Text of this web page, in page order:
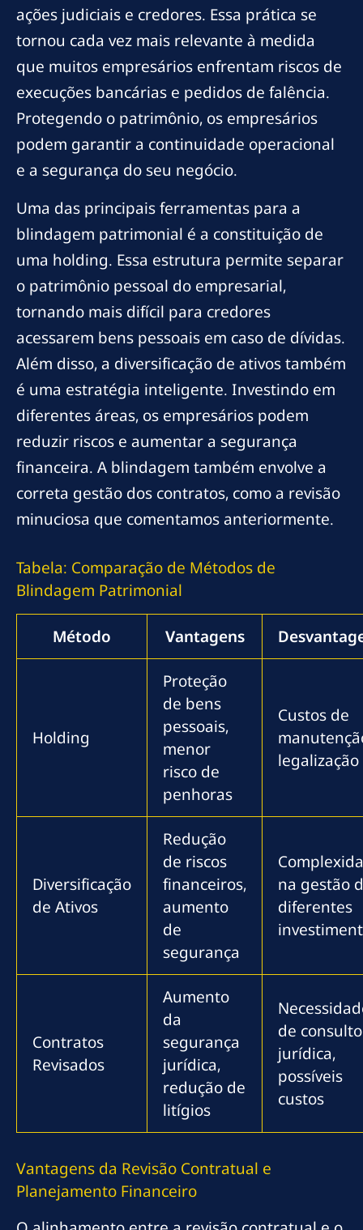
ações judiciais e credores. Essa prática se
tornou cada vez mais relevante à medida
que muitos empresários enfrentam riscos de
execuções bancárias e pedidos de falência.
Protegendo o patrimônio, os empresários
podem garantir a continuidade operacional
e a segurança do seu negócio.
Uma das principais ferramentas para a
blindagem patrimonial é a constituição de
uma holding. Essa estrutura permite separar
o patrimônio pessoal do empresarial,
tornando mais difícil para credores
acessarem bens pessoais em caso de dívidas.
Além disso, a diversificação de ativos também
é uma estratégia inteligente. Investindo em
diferentes áreas, os empresários podem
reduzir riscos e aumentar a segurança
financeira. A blindagem também envolve a
correta gestão dos contratos, como a revisão
minuciosa que comentamos anteriormente.
Tabela: Comparação de Métodos de
Blindagem Patrimonial
Método Vantagens
Holding
Proteção
de bens
pessoais,
menor
risco de
penhoras
Custos de
legalização
Diversificação
de Ativos
Redução
de riscos
financeiros,
aumento
de
segurança
na gestão
diferentes
Contratos
Revisados
Aumento
da
segurança
jurídica,
redução de
litígios
de
jurídica,
possíveis
custos
Vantagens da Revisão Contratual e
Planejamento Financeiro